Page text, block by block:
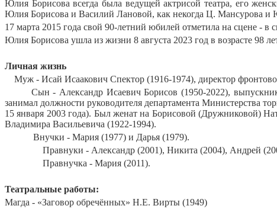
Юлия Борисова всегда была ведущей актрисой театра, его
Юлия Борисова и Василий Лановой, как некогда Ц. Мансурова и
17 марта 2015 года свой 90-летний юбилей отметила на сцене - в
Юлия Борисова ушла из жизни 8 августа 2023 год в возрасте 98
Личная жизнь
Муж - Исай Исаакович Спектор (1916-1974), директор
Сын - Александр Исаевич Борисов (1950-2022),
занимал должности руководителя департамента Министерства
15 января 2003 года). Был женат на Борисовой (Дружниковой)
Владимира Васильевича (1922-1994).
Внучки - Мария (1977) и Дарья (1979).
Правнуки - Александр (2001), Никита (2004), Андрей
Правнучка - Мария (2011).
Театральные работы:
Магда - «Заговор обречённых» Н.Е. Вирты (1949)